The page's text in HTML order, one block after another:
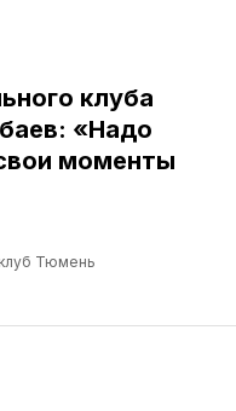
клуба
«Надо
моменты
Тюмень